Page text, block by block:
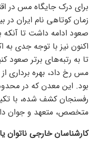
برای درک جایگاه مس در
صعود ادامه داشت تا
اکنون نیز با توجه جدی
تا به رتبه‌های برتر صعود
مس رخ داد، بهره برداری
بود. این معدن که در
رفسنجان کشف شده، با
متخصص، متعهد و جوان
کارشناسان خارجی ناتوان